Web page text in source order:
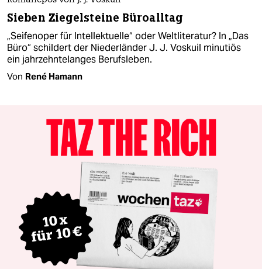
Sieben Ziegelsteine Büroalltag
„Seifenoper für Intellektuelle“ oder Weltliteratur? In „Das
Büro“ schildert der Niederländer J. J. Voskuil minutiös
ein jahrzehntelanges Berufsleben.
Von René Hamann